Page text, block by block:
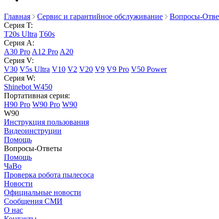
Главная Сервис и гарантийное обслуживание
Вопросы-
Серия T:
T20s Ultra T60s
Серия A:
A30 Pro A12 Pro A20
Серия V:
V30 V5s Ultra V10 V2 V20 V9 V9 Pro V50 Power
Серия W:
Shinebot W450
Портативная серия:
H90 Pro W90 Pro W90
W90
Инструкция пользования
Видеоинструции
Помощь
Вопросы-Ответы
Помощь
ЧаВо
Проверка робота пылесоса
Новости
Официальные новости
Сообщения СМИ
О нас